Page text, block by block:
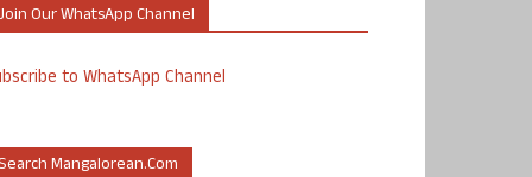
Our WhatsApp Channel
to WhatsApp Channel
Mangalorean.com